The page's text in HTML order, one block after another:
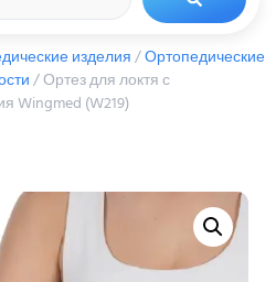
изделия/Ортопедические
/ Ортез для локтя с
Wingmed (W219)